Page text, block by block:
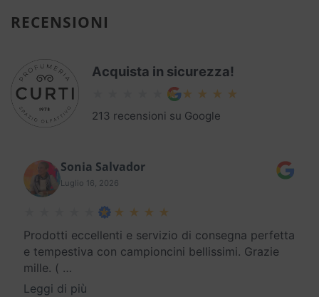
RECENSIONI
Acquista in sicurezza!
213 recensioni su Google
Sonia Salvador
Luglio 16, 2026
Prodotti eccellenti e servizio di consegna perfetta
e tempestiva con campioncini bellissimi. Grazie
mille. ( …
Leggi di più